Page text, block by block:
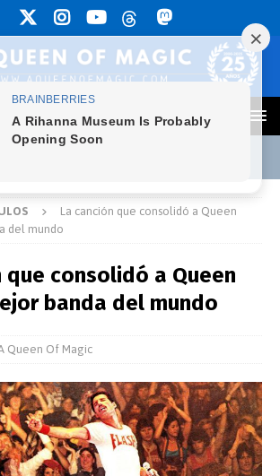
La canción que consolidó a Queen
del mundo
que consolidó a Queen
banda del mundo
Queen Of Magic